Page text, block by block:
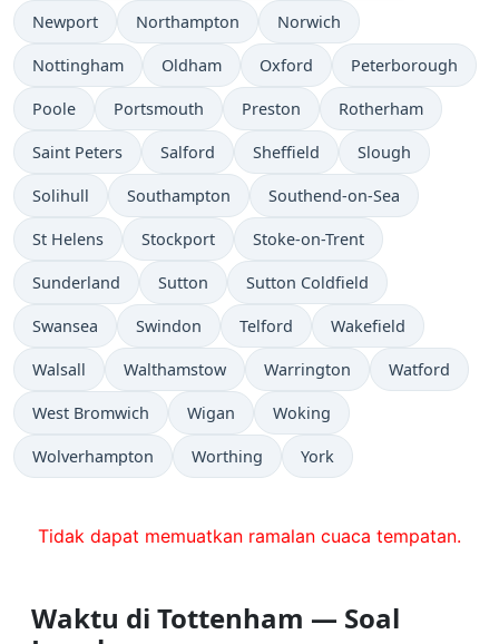
Newport Northampton Norwich
Nottingham Oldham Oxford Peterborough
Poole Portsmouth Preston Rotherham
Saint Peters Salford Sheffield Slough
Solihull Southampton Southend-on-Sea
St Helens Stockport Stoke-on-Trent
Sunderland Sutton Sutton Coldfield
Swansea Swindon Telford Wakefield
Walsall Walthamstow Warrington Watford
West Bromwich Wigan Woking
Wolverhampton Worthing York
Tidak dapat memuatkan ramalan cuaca tempatan.
Waktu di Tottenham — Soal